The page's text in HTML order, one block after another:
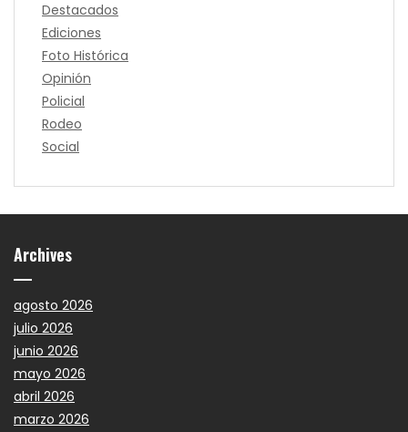
Destacados
Ediciones
Foto Histórica
Opinión
Policial
Rodeo
Social
Archives
agosto 2026
julio 2026
junio 2026
mayo 2026
abril 2026
marzo 2026